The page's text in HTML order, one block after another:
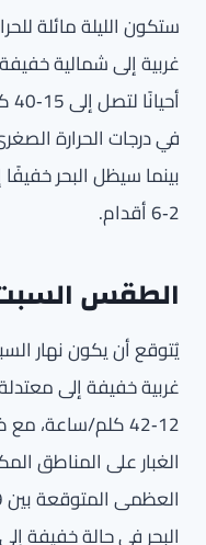
ستكون الليلة مائلة
غربية إلى شمالية
بينما سيظل البحر
2‑6 أقدام.
الطقس
يُتوقع أن يكون نهار
غربية خفيفة إلى
12‑42 كلم/
الغبار على المناطق
البحر في حالة خفيفة